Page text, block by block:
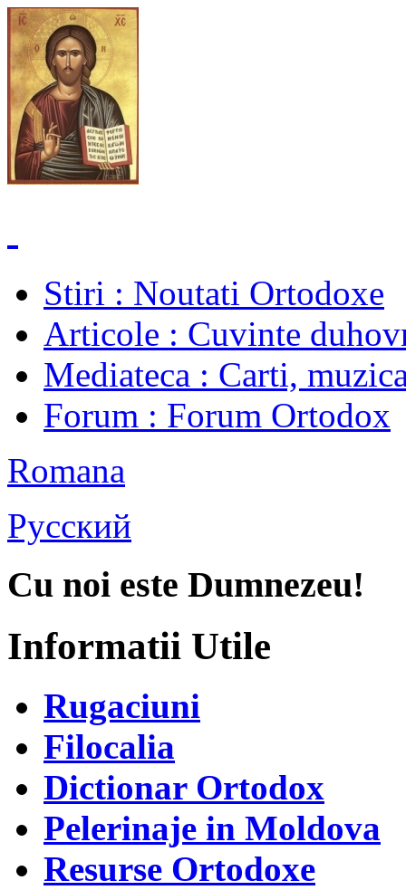
Stiri : Noutati Ortodoxe
Articole : Cuvinte
Mediateca : Carti,
Forum : Forum Ortodox
Romana
Русский
Cu noi este Dumnezeu!
Informatii Utile
Rugaciuni
Filocalia
Dictionar Ortodox
Pelerinaje in Moldova
Resurse Ortodoxe